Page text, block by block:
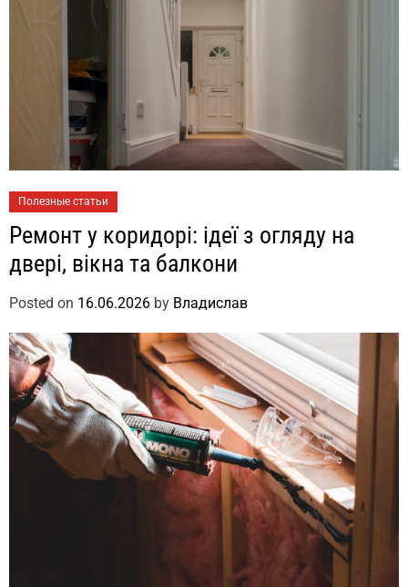
Полезные статьи
Ремонт у коридорі: ідеї з огляду на
двері, вікна та балкони
Posted on 16.06.2026 by Владислав